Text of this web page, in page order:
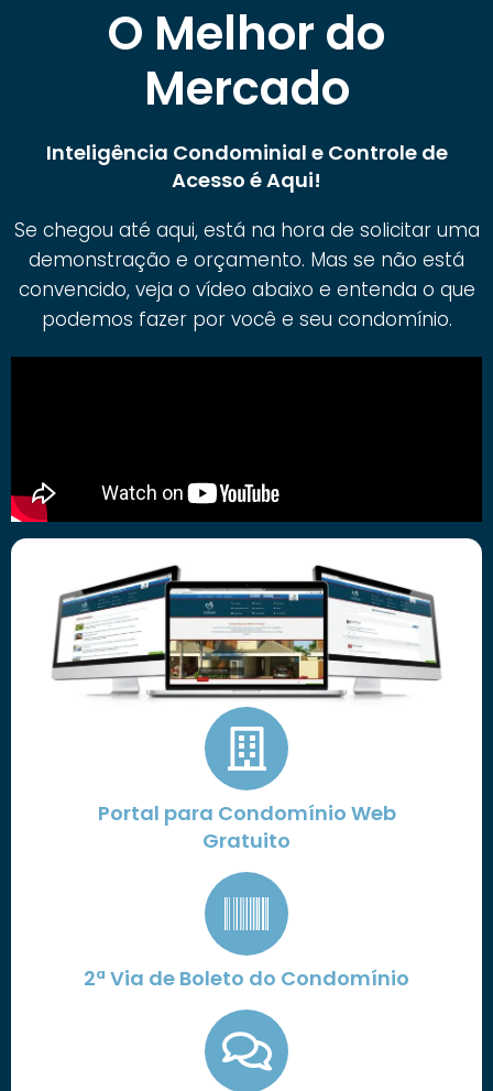
O Melhor do
Mercado
Inteligência Condominial e Controle de
Acesso é Aqui!
Se chegou até aqui, está na hora de solicitar uma
demonstração e orçamento. Mas se não está
convencido, veja o vídeo abaixo e entenda o que
podemos fazer por você e seu condomínio.
Portal para Condomínio Web
Gratuito
2ª Via de Boleto do Condomínio